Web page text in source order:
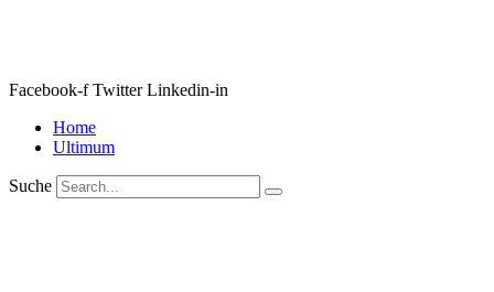
Facebook-f Twitter Linkedin-in
Home
Ultimum
Suche